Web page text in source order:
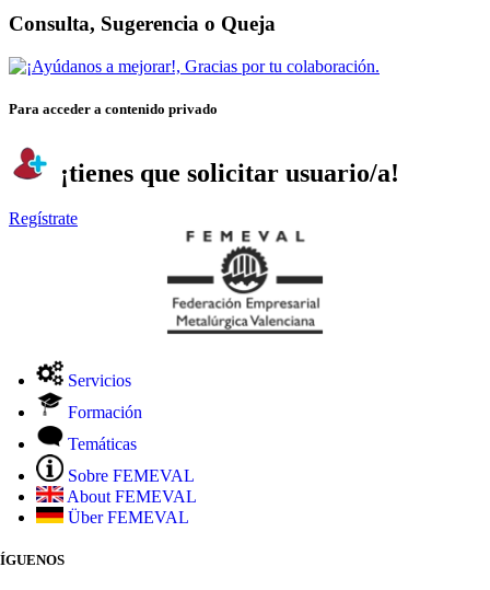
Consulta, Sugerencia o Queja
Para acceder a contenido privado
¡tienes que solicitar usuario/a!
Regístrate
Servicios
Formación
Temáticas
Sobre FEMEVAL
About FEMEVAL
Über FEMEVAL